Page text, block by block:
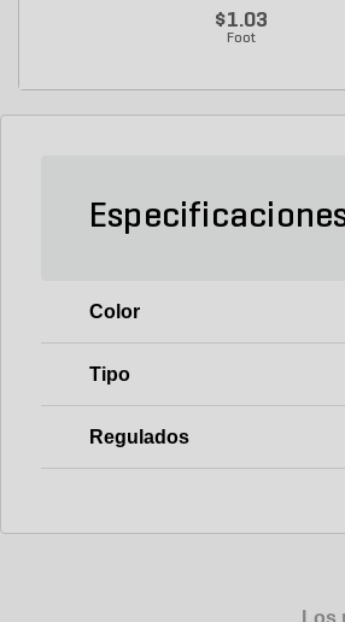
$1.03
Foot
Color
Tipo
Regulados
Los